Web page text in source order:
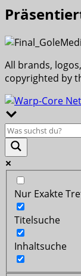
All brands,
copyrighted by
Nur Exakte
Titelsuche
Inhaltsuche